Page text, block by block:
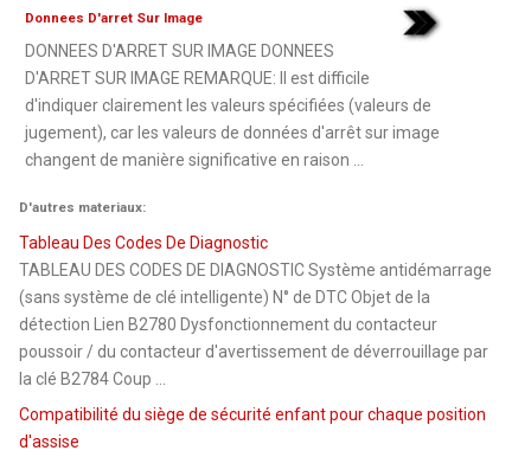
Donnees D'arret Sur Image
DONNEES D'ARRET SUR IMAGE DONNEES
D'ARRET SUR IMAGE REMARQUE: Il est difficile
d'indiquer clairement les valeurs spécifiées (valeurs de
jugement), car les valeurs de données d'arrêt sur image
changent de manière significative en raison ...
D'autres materiaux:
Tableau Des Codes De Diagnostic
TABLEAU DES CODES DE DIAGNOSTIC Système antidémarrage
(sans système de clé intelligente) N° de DTC Objet de la
détection Lien B2780 Dysfonctionnement du contacteur
poussoir / du contacteur d'avertissement de déverrouillage par
la clé B2784 Coup ...
Compatibilité du siège de sécurité enfant pour chaque position
d'assise